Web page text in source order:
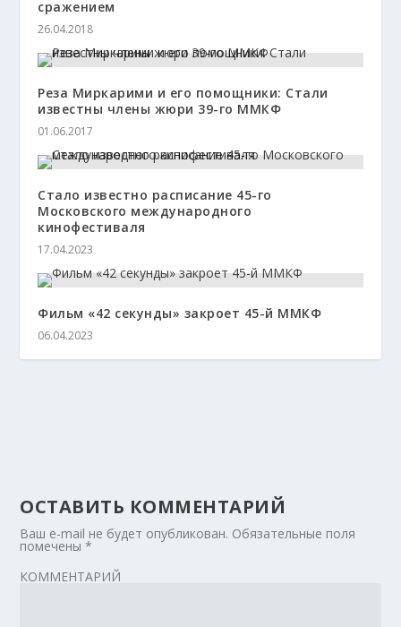
сражением
26.04.2018
Реза Миркарими и его помощники: Стали
известны члены жюри 39-го ММКФ
01.06.2017
Стало известно расписание 45-го
Московского международного
кинофестиваля
17.04.2023
Фильм «42 секунды» закроет 45-й ММКФ
06.04.2023
ОСТАВИТЬ КОММЕНТАРИЙ
Ваш e-mail не будет опубликован. Обязательные поля
помечены*
КОММЕНТАРИЙ